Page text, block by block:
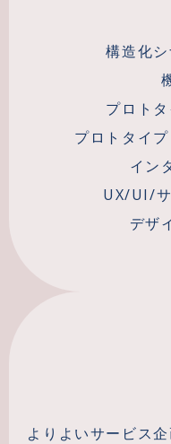
構造化
プロトタ
プロトタイ
イン
UX/UI/サ
デザ
よりよいサービス